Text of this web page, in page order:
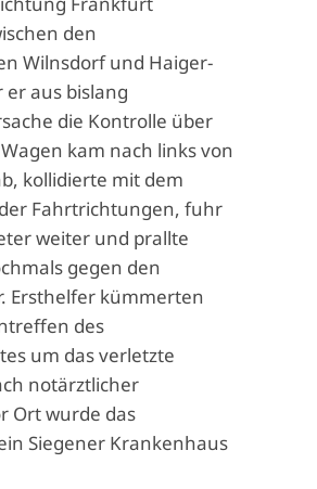
den
Wilnsdorf und Haiger-
aus bislang
die Kontrolle über
kam nach links von
kollidierte mit dem
Fahrtrichtungen, fuhr
weiter und prallte
gegen den
Ersthelfer kümmerten
des
um das verletzte
notärztlicher
Ort wurde das
Siegener Krankenhaus